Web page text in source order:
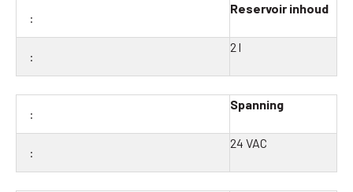
Reservoir inhoud
2 l
Spanning
24 VAC